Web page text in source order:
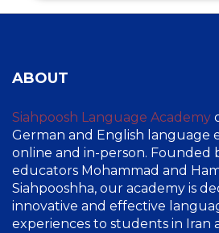
ABOUT
Siahpoosh Language Academy
German and English language
online and in-person. Founded
educators Mohammad and
Siahpooshha, our academy is
innovative and effective
experiences to students in Iran